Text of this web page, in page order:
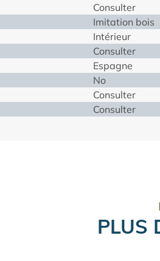
Consulter
Imitation bois
Intérieur
Consulter
Espagne
No
Consulter
Consulter
PLUS